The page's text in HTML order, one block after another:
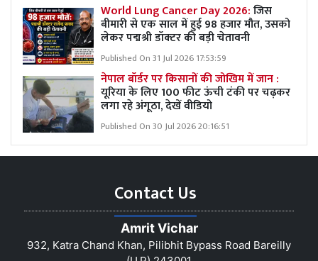
World Lung Cancer Day 2026:जिस
बीमारी से एक साल में हुई 98 हजार मौत, उसको
लेकर पद्मश्री डॉक्टर की बड़ी चेतावनी
Published On 31 Jul 2026 17:53:59
नेपाल बॉर्डर पर किसानों की जोखिम में जान :
यूरिया के लिए 100 फीट ऊंची टंकी पर चढ़कर
लगा रहे अंगूठा, देखें वीडियो
Published On 30 Jul 2026 20:16:51
Contact Us
Amrit Vichar
932, Katra Chand Khan, Pilibhit Bypass Road Bareilly